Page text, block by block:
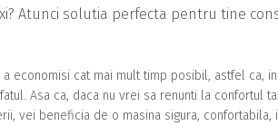
Atunci solutia perfecta pentru tine
economisi cat mai mult timp posibil, astfel ca,
Asa ca, daca nu vrei sa renunti la confortul
vei beneficia de o masina sigura, confortabila,